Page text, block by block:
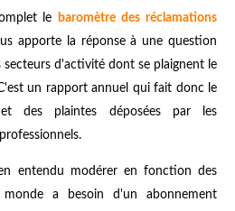
le
baromètre des réclamations
apporte la réponse à une question
secteurs d'activité dont se plaignent le
un rapport annuel qui fait donc le
des plaintes déposées par les
entendu modérer en fonction des
a besoin d'un abonnement